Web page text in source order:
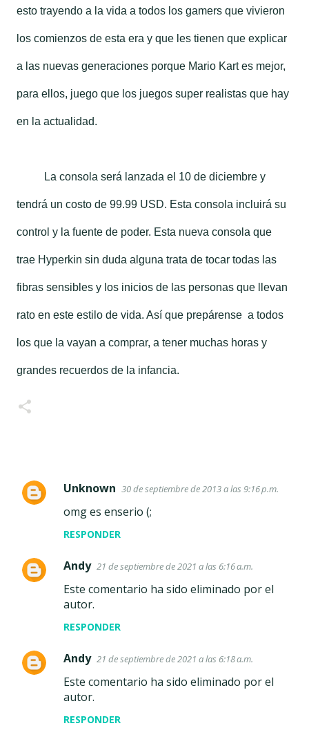
esto trayendo a la vida a todos los gamers que vivieron
los comienzos de esta era y que les tienen que explicar
a las nuevas generaciones porque Mario Kart es mejor,
para ellos, juego que los juegos super realistas que hay
en la actualidad.
La consola será lanzada el 10 de diciembre y
tendrá un costo de 99.99 USD. Esta consola incluirá su
control y la fuente de poder. Esta nueva consola que
trae Hyperkin sin duda alguna trata de tocar todas las
fibras sensibles y los inicios de las personas que llevan
rato en este estilo de vida. Así que prepárense a todos
los que la vayan a comprar, a tener muchas horas y
grandes recuerdos de la infancia.
C
n
o
Unknown 30 de septiembre de 2013 a las 9:16 p.m.
omg es enserio (;
RESPONDER
Andy 21 de septiembre de 2021 a las 6:16 a.m.
Este comentario ha sido eliminado por el
autor.
RESPONDER
Andy 21 de septiembre de 2021 a las 6:18 a.m.
Este comentario ha sido eliminado por el
autor.
RESPONDER